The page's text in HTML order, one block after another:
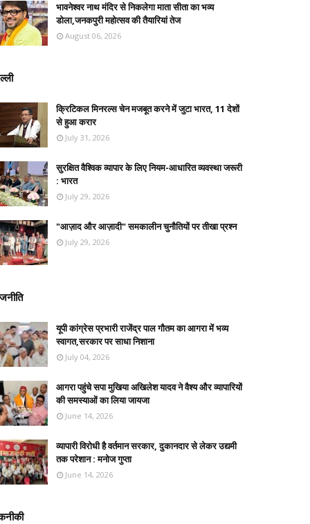
भावनेश्वर नाथ मंदिर से निकलेगा माता सीता का भव्य
डोला,जनकपुरी महोत्सव की तैयारियां तेज
August 06, 2026
क्रिटिकल मिनरल्स चेन मजबूत करने में जुटा भारत, 11 देशों
से हुआ करार
July 31, 2026
सुरक्षित वैश्विक व्यापार के लिए नियम-आधारित व्यवस्था जरूरी
: भारत
July 29, 2026
"आज़ाद और आज़ादी" समकालीन चुनौतियों पर तीखा प्रश्न
July 29, 2026
यूपी कांग्रेस प्रभारी राजेंद्र पाल गौतम का आगरा में भव्य
स्वागत,सरकार पर साधा निशाना
July 04, 2026
आगरा पहुंचे सपा मुखिया अखिलेश यादव ने वैश्य और व्यापारियों
की समस्याओं का लिया जायजा
June 14, 2026
व्यापारी विरोधी है वर्तमान सरकार, दुकानदार से लेकर उद्यमी
तक परेशान : मनोज गुप्ता
June 14, 2026